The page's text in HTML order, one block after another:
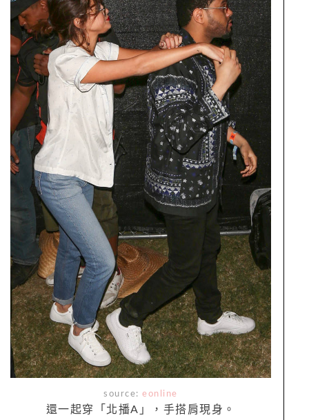
source:eonline
還一起穿「北播A」，手搭肩現身。